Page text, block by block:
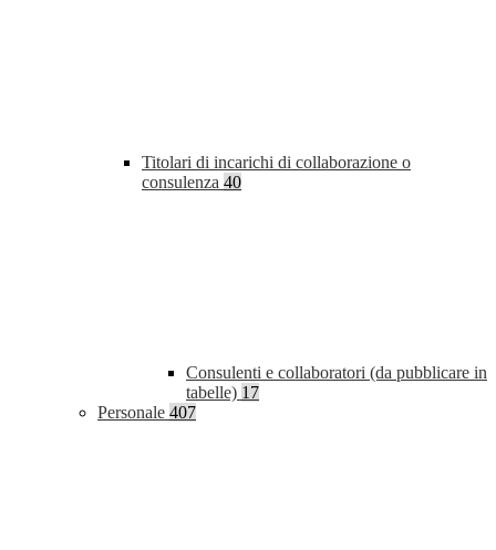
Titolari di incarichi di collaborazione o
consulenza 40
Consulenti e collaboratori (da pubblicare in
tabelle) 17
Personale 407